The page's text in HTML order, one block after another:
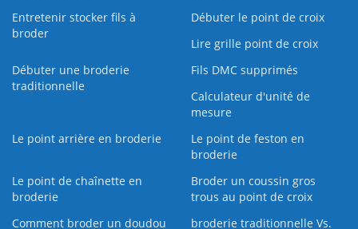
Entretenir stocker fils à
broder
Débuter le point de croix
Lire grille point de croix
Débuter une broderie
traditionnelle
Fils DMC supprimés
Calculateur d'unité de
mesure
Le point arrière en broderie
Le point de feston en
broderie
Le point de chaînette en
broderie
Broder un coussin gros
trous au point de croix
Comment broder un doudou
broderie traditionnelle Vs.